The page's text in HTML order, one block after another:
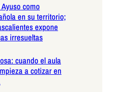
como
en su territorio;
expone
irresueltas
cuando el aula
a cotizar en